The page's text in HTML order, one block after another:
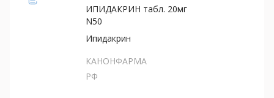
ИПИДАКРИН табл. 20мг
N50
Ипидакрин
КАНОНФАРМА
РФ